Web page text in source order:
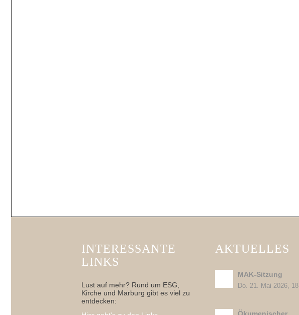
INTERESSANTE
LINKS
Lust auf mehr? Rund um ESG,
Kirche und Marburg gibt es viel zu
entdecken:
AKTUELLES
MAK-Sitzung
Do. 21. Mai 2026,